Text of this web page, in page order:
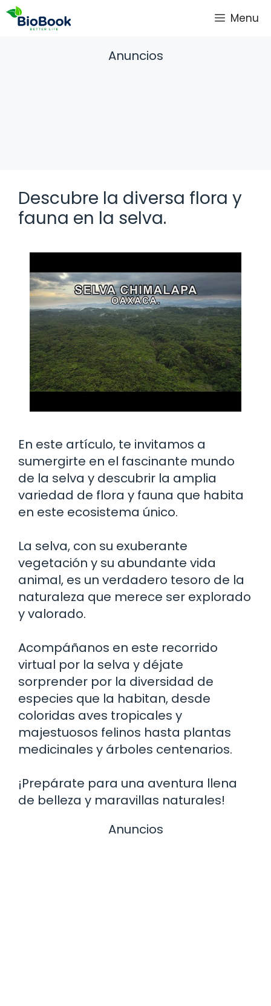
Saltar
Menu
Anuncios
Descubre la diversa flora y
fauna en la selva.
En este artículo, te invitamos a
sumergirte en el fascinante mundo
de la selva y descubrir la amplia
variedad de flora y fauna que habita
en este ecosistema único.
La selva, con su exuberante
vegetación y su abundante vida
animal, es un verdadero tesoro de la
naturaleza que merece ser explorado
y valorado.
Acompáñanos en este recorrido
virtual por la selva y déjate
sorprender por la diversidad de
especies que la habitan, desde
coloridas aves tropicales y
majestuosos felinos hasta plantas
medicinales y árboles centenarios.
¡Prepárate para una aventura llena
de belleza y maravillas naturales!
Anuncios